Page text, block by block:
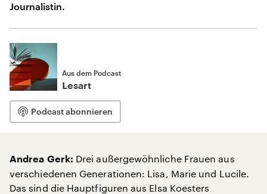
Journalistin.
Aus dem Podcast
Lesart
Podcast abonnieren
Andrea Gerk: Drei außergewöhnliche Frauen aus
verschiedenen Generationen: Lisa, Marie und Lucile.
Das sind die Hauptfiguren aus Elsa Koesters